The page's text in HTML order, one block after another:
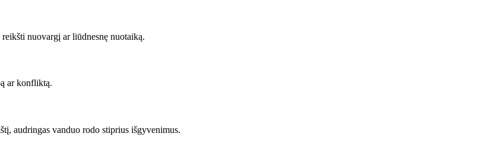
nuovargį ar liūdnesnę nuotaiką.
ar konfliktą.
audringas vanduo rodo stiprius išgyvenimus.